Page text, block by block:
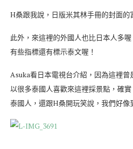
H桑跟我說，日版米其林手冊的封面的
此外，來這裡的外國人也比日本人多
有些指標還有標示泰文喔！
Asuka看日本電視台介紹，因為這裡
以很多泰國人喜歡來這裡採景點，確
泰國人，還跟H桑開玩笑說，我們好